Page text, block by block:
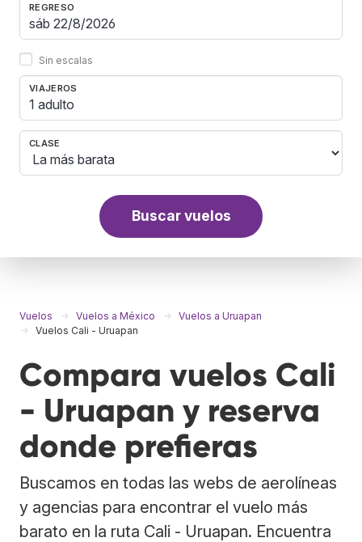
REGRESO
Sin escalas
VIAJEROS
1 adulto
CLASE
Buscar vuelos
Vuelos Vuelos a México
Vuelos a Uruapan
Vuelos Cali - Uruapan
Compara vuelos Cali
- Uruapan y reserva
donde prefieras
Buscamos en todas las webs de aerolíneas
y agencias para encontrar el vuelo más
barato en la ruta Cali - Uruapan. Encuentra